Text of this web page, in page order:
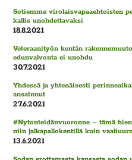
Sotiemme virolaisvapaaehtoisten
kallis unohdettavaksi
18.8.2021
Veteraanityön kentän
edunvalvonta ei unohdu
30.7.2021
Yhdessä ja yhtenäisesti
ansainnut
27.6.2021
#Nytonteidänvuoronne – tämä
niin jalkapallokentillä kuin
13.6.2021